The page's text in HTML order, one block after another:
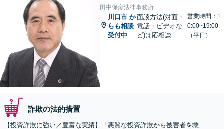
田中保彦法律事務所
川口市 か
らも相談
受付中
面談方法(対面・
電話・ビデオな
ど)は応相談
営業時間：1
0:00~19:00
（平日）
詐欺の法的措置
【投資詐欺に強い／豊富な実績】「悪質な投資詐欺から被害者を救